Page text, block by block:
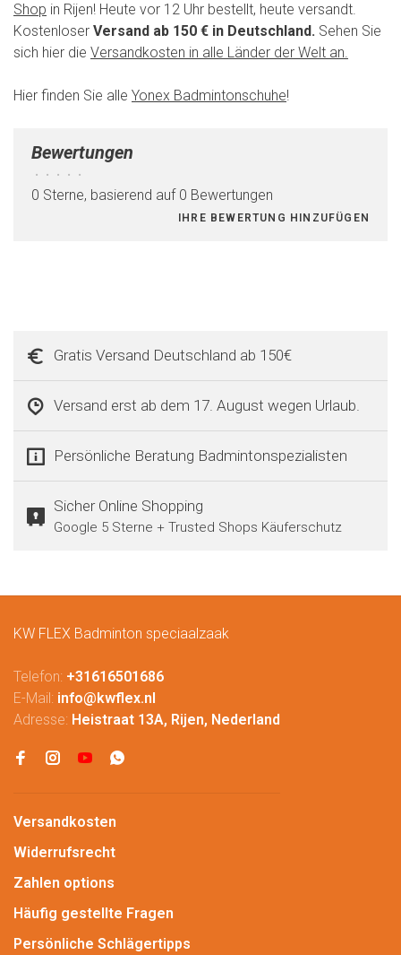
Shop in Rijen! Heute vor 12 Uhr bestellt, heute versandt.
Kostenloser Versand ab 150 € in Deutschland. Sehen Sie
sich hier die Versandkosten in alle Länder der Welt an.
Hier finden Sie alle Yonex Badmintonschuhe!
Bewertungen
• • • • •
0 Sterne, basierend auf 0 Bewertungen
IHRE BEWERTUNG HINZUFÜGEN
Gratis Versand Deutschland ab 150€
Versand erst ab dem 17. August wegen Urlaub.
Persönliche Beratung Badmintonspezialisten
Sicher Online Shopping
Google 5 Sterne + Trusted Shops Käuferschutz
KW FLEX Badminton speciaalzaak
Telefon: +31616501686
E-Mail: info@kwflex.nl
Adresse: Heistraat 13A, Rijen, Nederland
Versandkosten
Widerrufsrecht
Zahlen options
Häufig gestellte Fragen
Persönliche Schlägertipps